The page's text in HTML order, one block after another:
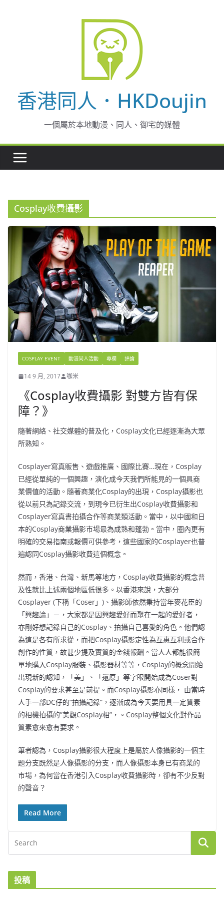
香港同人．HKDoujin
一個屬於本地動漫、同人、御宅的媒體
Cosplay收費攝影
COSPLAY EVENT 動漫同人活動 專欄 評論
14 9 月, 2017 咖米
《Cosplay收費攝影 對雙方皆有保
障？》
隨著網絡、社交媒體的普及化，Cosplay文化已經逐漸為大眾
所熟知。
Cosplayer寫真販售、遊戲推廣、國際比賽…現在，Cosplay
已經從單純的一個興趣，演化成今天我們所能見的一個具商
業價值的活動。隨著商業化Cosplay的出現，Cosplay攝影也
從以前只為記錄交流，到現今已衍生出Cosplay收費攝影和
Cosplayer寫真書拍攝合作等商業類活動。當中，以中國和日
本的Cosplay商業攝影市場最為成熟和蓬勃。當中，圈內更有
明確的交易指南或報價可供參考，這些國家的Cosplayer也普
遍認同Cosplay攝影收費這個概念。
然而，香港、台灣、新馬等地方，Cosplay收費攝影的概念普
及性就比上述兩個地區低很多。以香港來說，大部分
Cosplayer (下稱「Coser」)、攝影師依然秉持當年麥花臣的
「興趣論」－，大家都是因興趣愛好而聚在一起的愛好者，
亦剛好想記錄自己的Cosplay、拍攝自己喜愛的角色。他們認
為這是各有所求從，而把Cosplay攝影定性為互惠互利或合作
創作的性質，故甚少提及實質的金錢報酬。當人人都能很簡
單地購入Cosplay服裝、攝影器材等等，Cosplay的概念開始
出現新的認知，「美」、「還原」等字眼開始成為Coser對
Cosplay的要求甚至是前提。而Cosplay攝影亦同樣， 由當時
人手一部DC仔的”拍攝記錄”，逐漸成為今天要用具一定質素
的相機拍攝的”美觀Cosplay相”，。Cosplay整個文化對作品
質素愈來愈有要求。
筆者認為，Cosplay攝影很大程度上是屬於人像攝影的一個主
題分支既然是人像攝影的分支，而人像攝影本身已有商業的
市場，為何當在香港引入Cosplay收費攝影時，卻有不少反對
的聲音？
Read More
投稿